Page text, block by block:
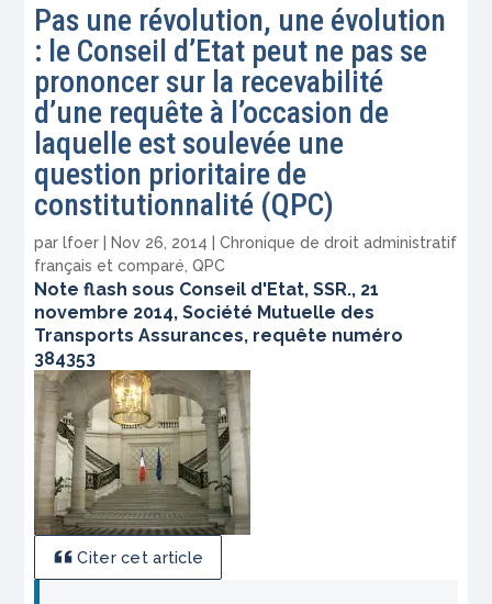
Pas une révolution, une évolution
: le Conseil d’Etat peut ne pas se
prononcer sur la recevabilité
d’une requête à l’occasion de
laquelle est soulevée une
question prioritaire de
constitutionnalité (QPC)
parlfoer |Nov 26, 2014 |Chronique de droit administratif
français et comparé ,QPC
Note flash sous Conseil d'Etat, SSR., 21
novembre 2014, Société Mutuelle des
Transports Assurances, requête numéro
384353
Citer cet article